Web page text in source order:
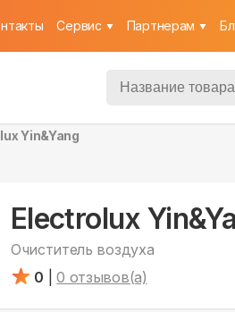
Cервис Партнерам
Yin&Yang
Electrolux
Очиститель воздуха
0
0 отзывов(а)